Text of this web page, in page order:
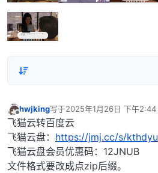
离线
hwjking写于2025年1月26日 下午2:44
最后由 编辑
飞猫云转百度云
飞猫云盘： https://jmj.cc/s/kthdyu
飞猫云盘会员优惠码：12JNUB
文件格式要改成点zip后缀。